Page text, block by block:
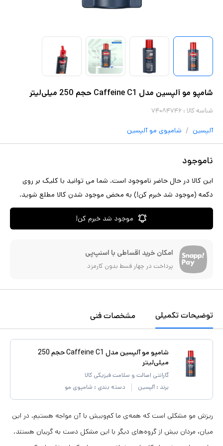
شامپو مو آلپسین مدل Caffeine C1 حجم 250 میلی‌لیتر
شناسه کالا : ۷۴۰۸۴۷۴۶
آلپسین / شامپوی مو آلپسین
ناموجود
این کالا در حال حاضر ناموجود است. شما می توانید با کلیک بر روی
دکمه (موجود شد خبرم کن!) به محض موجود شدن کالا مطلع شوید.
موجود شد خبرم کن!
امکان خرید اقساطی با اسنپ‌پی
پرداخت در چهار قسط بدون کارمزد
توضیحات تکمیلی مشخصات فنی
شامپو مو آلپسین مدل Caffeine C1 حجم 250
میلی‌لیتر
گارانتی اصالت و سلامت فیزیکی کالا
برند : آلپسین دسته بندی : شامپوی مو
ریزش مو مشکلی است که همه‌ی ما کم‌و‌بیش با آن مواجه هستیم. در این
میان، مردان بیش از گروه‌های دیگر با این مشکل دست به گریبان هستند.